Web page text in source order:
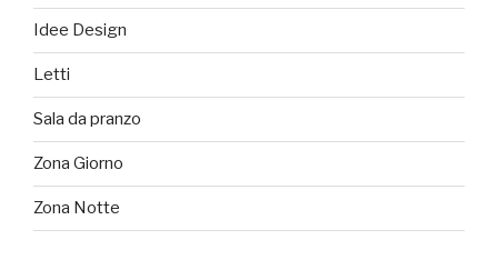
Idee Design
Letti
Sala da pranzo
Zona Giorno
Zona Notte